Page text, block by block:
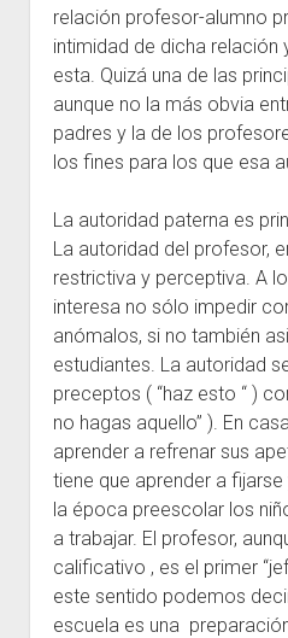
relación profesor-alumno
intimidad de dicha relación
esta. Quizá una de las
aunque no la más obvia
padres y la de los
los fines para los que esa
La autoridad paterna es
La autoridad del profesor,
restrictiva y perceptiva. A
interesa no sólo impedir
anómalos, si no también
estudiantes. La autoridad
preceptos ( “haz esto “ )
no hagas aquello” ). En
aprender a refrenar sus
tiene que aprender a
la época preescolar los
a trabajar. El profesor,
calificativo , es el primer
este sentido podemos
escuela es una